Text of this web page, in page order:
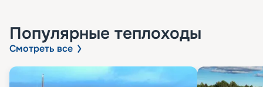
Популярные теплоходы
Смотреть все